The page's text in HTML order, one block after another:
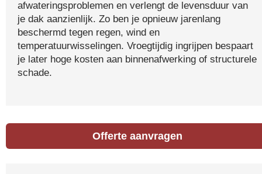
afwateringsproblemen en verlengt de levensduur van
je dak aanzienlijk. Zo ben je opnieuw jarenlang
beschermd tegen regen, wind en
temperatuurwisselingen. Vroegtijdig ingrijpen bespaart
je later hoge kosten aan binnenafwerking of structurele
schade.
Offerte aanvragen